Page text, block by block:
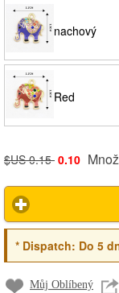
nachový
Red
$US 0.15 0.10
*Dispatch: Do 5
Můj Oblíbený